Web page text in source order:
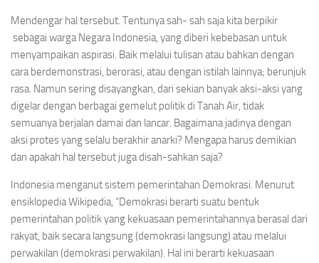
Mendengar hal tersebut. Tentunya sah- sah saja kita berpikir
sebagai warga Negara Indonesia, yang diberi kebebasan untuk
menyampaikan aspirasi. Baik melalui tulisan atau bahkan dengan
cara berdemonstrasi, berorasi, atau dengan istilah lainnya; berunjuk
rasa. Namun sering disayangkan, dari sekian banyak aksi-aksi yang
digelar dengan berbagai gemelut politik di Tanah Air, tidak
semuanya berjalan damai dan lancar. Bagaimana jadinya dengan
aksi protes yang selalu berakhir anarki? Mengapa harus demikian
dan apakah hal tersebut juga disah-sahkan saja?
Indonesia menganut sistem pemerintahan Demokrasi. Menurut
ensiklopedia Wikipedia, “Demokrasi berarti suatu bentuk
pemerintahan politik yang kekuasaan pemerintahannya berasal dari
rakyat, baik secara langsung (demokrasi langsung) atau melalui
perwakilan (demokrasi perwakilan). Hal ini berarti kekuasaan